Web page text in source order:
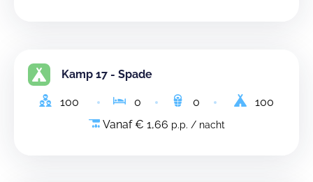
Kamp 17 - Spade
100 0 0
100
Vanaf € 1,66 p.p. / nacht